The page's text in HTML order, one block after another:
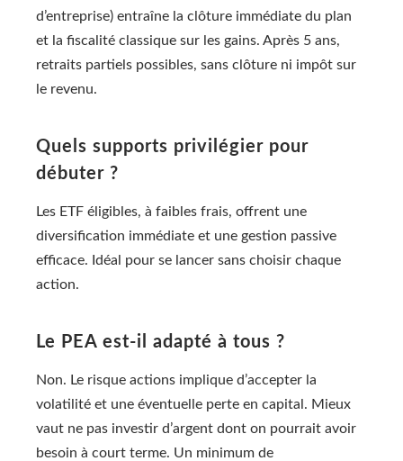
d’entreprise) entraîne la clôture immédiate du plan
et la fiscalité classique sur les gains. Après 5 ans,
retraits partiels possibles, sans clôture ni impôt sur
le revenu.
Quels supports privilégier pour
débuter ?
Les ETF éligibles, à faibles frais, offrent une
diversification immédiate et une gestion passive
efficace. Idéal pour se lancer sans choisir chaque
action.
Le PEA est-il adapté à tous ?
Non. Le risque actions implique d’accepter la
volatilité et une éventuelle perte en capital. Mieux
vaut ne pas investir d’argent dont on pourrait avoir
besoin à court terme. Un minimum de